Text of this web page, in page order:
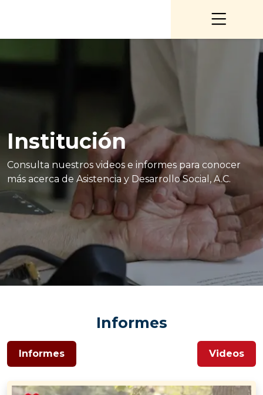
Institución
Consulta nuestros videos e informes para conocer
más acerca de Asistencia y Desarrollo Social, A.C.
Informes
Informes Videos